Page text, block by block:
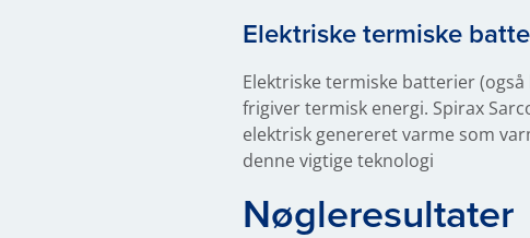
Elektriske termiske
Elektriske termiske batterier
frigiver termisk energi. Spirax
elektrisk genereret varme som
denne vigtige teknologi
Nøgleresultater